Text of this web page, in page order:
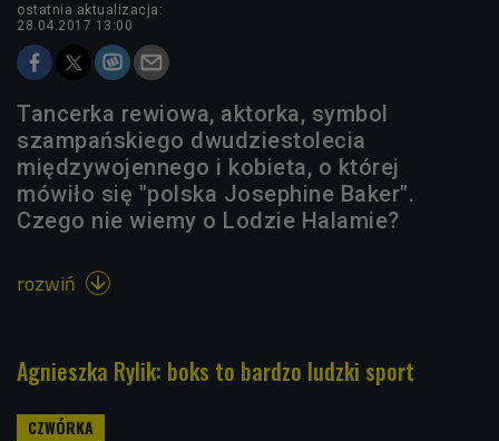
ostatnia aktualizacja:
28.04.2017 13:00
Tancerka rewiowa, aktorka, symbol
szampańskiego dwudziestolecia
międzywojennego i kobieta, o której
mówiło się "polska Josephine Baker".
Czego nie wiemy o Lodzie Halamie?
rozwiń 
Agnieszka Rylik: boks to bardzo ludzki sport